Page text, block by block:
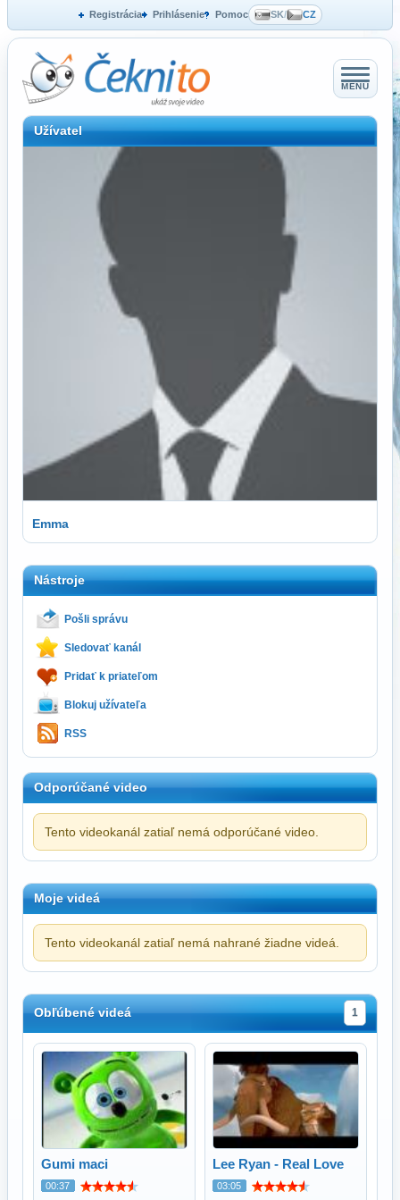
Registrácia Prihlásenie Pomoc SK/ CZ
MENU
Užívatel
Emma
Nástroje
Pošli správu
Sledovať kanál
Pridať k priateľom
Blokuj užívateľa
RSS
Odporúčané video
Tento videokanál zatiaľ nemá odporúčané video.
Moje videá
Tento videokanál zatiaľ nemá nahrané žiadne videá.
Obľúbené videá 1
Gumi maci
00:37
Lee Ryan - Real Love
03:05